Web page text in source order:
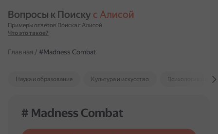
Вопросы к Поиску с Алисой
Примеры ответов Поиска с Алисой
Что это такое?
Главная / #Madness Combat
Наука и образование Культура и искусство Психология и
# Madness Combat